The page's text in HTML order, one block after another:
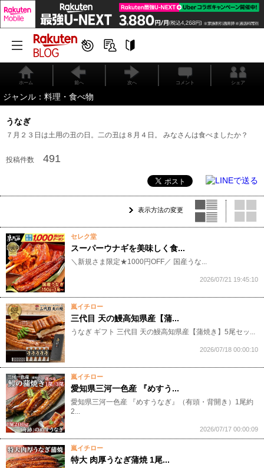
ホーム 前へ 次へ コメント シェア
ジャンル：料理・食べ物
うなぎ
７月２３日は土用の丑の日。二の丑は８月４日。 みなさんは食べましたか？
投稿件数 491
表示方法の変更
セレク堂
スーパーウナギを美味しく食...
​​​​​​＼新規さま限定★1000円OFF／ 国産うな...
2026/07/21 19:45:10
嵐イチロー
三代目 天の鰻高知県産【蒲...
うなぎ ギフト 三代目 天の鰻高知県産【蒲焼き】5尾セッ...
2026/07/18 00:00:10
嵐イチロー
愛知県三河一色産 『めすう...
愛知県三河一色産 『めすうなぎ』（有頭・背開き）1尾約
2...
2026/07/17 00:00:09
嵐イチロー
特大 肉厚うなぎ蒲焼 1尾...